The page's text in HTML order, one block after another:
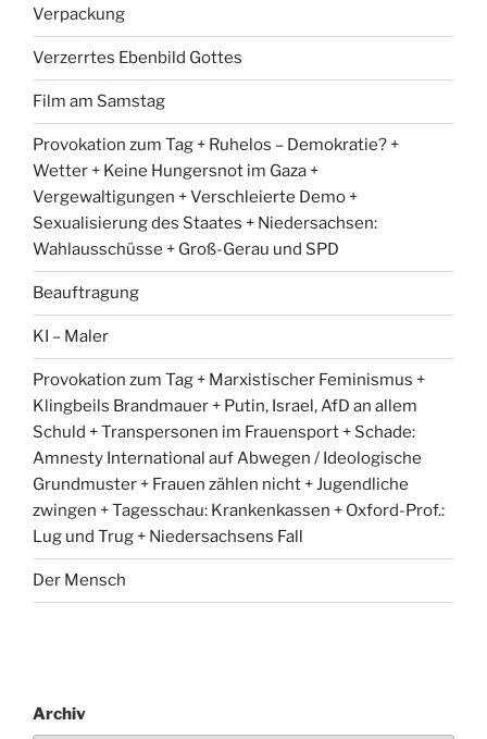
Verpackung
Verzerrtes Ebenbild Gottes
Film am Samstag
Provokation zum Tag + Ruhelos – Demokratie? +
Wetter + Keine Hungersnot im Gaza +
Vergewaltigungen + Verschleierte Demo +
Sexualisierung des Staates + Niedersachsen:
Wahlausschüsse + Groß-Gerau und SPD
Beauftragung
KI – Maler
Provokation zum Tag + Marxistischer Feminismus +
Klingbeils Brandmauer + Putin, Israel, AfD an allem
Schuld + Transpersonen im Frauensport + Schade:
Amnesty International auf Abwegen / Ideologische
Grundmuster + Frauen zählen nicht + Jugendliche
zwingen + Tagesschau: Krankenkassen + Oxford-Prof.:
Lug und Trug + Niedersachsens Fall
Der Mensch
Archiv